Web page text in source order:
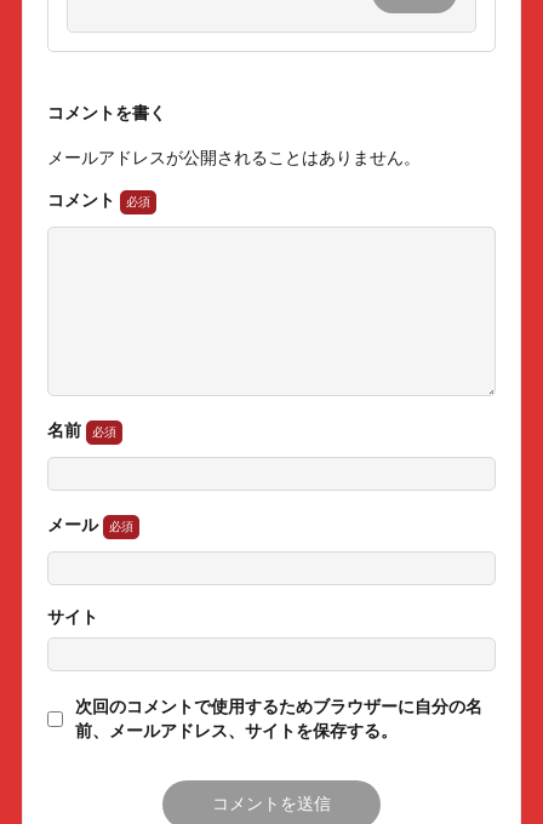
コメントを書く
メールアドレスが公開されることはありません。
コメント
名前
メール
サイト
次回のコメントで使用するためブラウザーに自分の名
前、メールアドレス、サイトを保存する。